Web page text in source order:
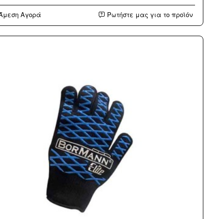
Αγορά Ρωτήστε μας για το προϊόν